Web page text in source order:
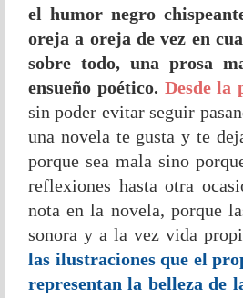
el humor negro
oreja a oreja de vez en
sobre todo, una prosa
ensueño poético. Desde la
sin poder evitar seguir
una novela te gusta y te
porque sea mala sino
reflexiones hasta otra
nota en la novela, porque
sonora y a la vez vida
las ilustraciones que el
representan la belleza de